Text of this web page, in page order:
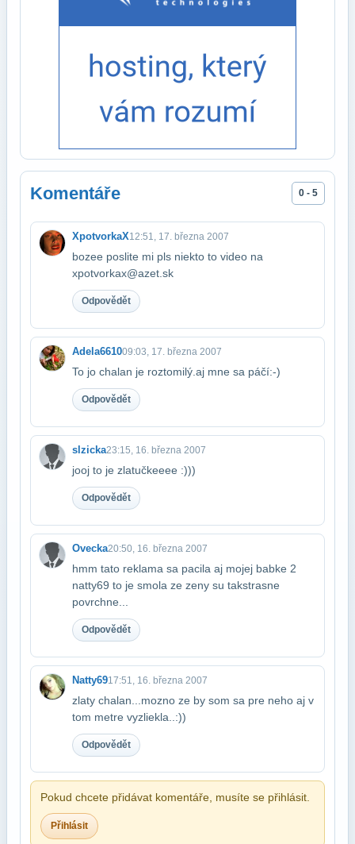
Komentáře 0 - 5
XpotvorkaX12:51, 17. března 2007
bozee poslite mi pls niekto to video na
xpotvorkax@azet.sk
Odpovědět
Adela661009:03, 17. března 2007
To jo chalan je roztomilý.aj mne sa páčí:-)
Odpovědět
slzicka23:15, 16. března 2007
jooj to je zlatučkeeee :)))
Odpovědět
Ovecka20:50, 16. března 2007
hmm tato reklama sa pacila aj mojej babke 2
natty69 to je smola ze zeny su tak​strasne
povrchne...
Odpovědět
Natty6917:51, 16. března 2007
zlaty chalan...mozno ze by som sa pre neho aj v
tom metre vyzliekla..:))
Odpovědět
Pokud chcete přidávat komentáře, musíte se přihlásit.
Přihlásit